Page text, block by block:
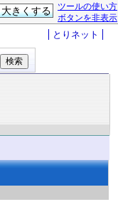
ツールの使い方
ボタンを非表示
大きくする
とりネット